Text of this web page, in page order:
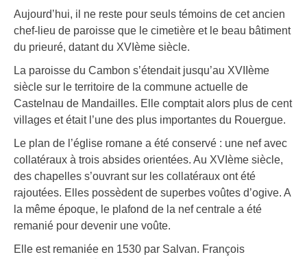
Aujourd’hui, il ne reste pour seuls témoins de cet ancien
chef-lieu de paroisse que le cimetière et le beau bâtiment
du prieuré, datant du XVIème siècle.
La paroisse du Cambon s’étendait jusqu’au XVIIème
siècle sur le territoire de la commune actuelle de
Castelnau de Mandailles. Elle comptait alors plus de cent
villages et était l’une des plus importantes du Rouergue.
Le plan de l’église romane a été conservé : une nef avec
collatéraux à trois absides orientées. Au XVIème siècle,
des chapelles s’ouvrant sur les collatéraux ont été
rajoutées. Elles possèdent de superbes voûtes d’ogive. A
la même époque, le plafond de la nef centrale a été
remanié pour devenir une voûte.
Elle est remaniée en 1530 par Salvan. François